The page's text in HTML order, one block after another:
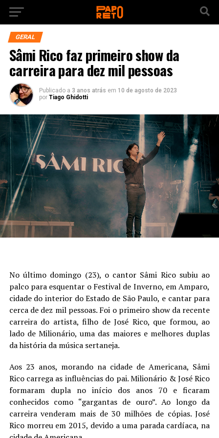
GERAL
Sâmi Rico faz primeiro show da
carreira para dez mil pessoas
Publicado a 3 anos atrás em 10 de agosto de 2023
por Tiago Ghidotti
No último domingo (23), o cantor Sâmi Rico subiu ao
palco para esquentar o Festival de Inverno, em Amparo,
cidade do interior do Estado de São Paulo, e cantar para
cerca de dez mil pessoas. Foi o primeiro show da recente
carreira do artista, filho de José Rico, que formou, ao
lado de Milionário, uma das maiores e melhores duplas
da história da música sertaneja.
Aos 23 anos, morando na cidade de Americana, Sâmi
Rico carrega as influências do pai. Milionário & José Rico
formaram dupla no início dos anos 70 e ficaram
conhecidos como “gargantas de ouro”. Ao longo da
carreira venderam mais de 30 milhões de cópias. José
Rico morreu em 2015, devido a uma parada cardíaca, na